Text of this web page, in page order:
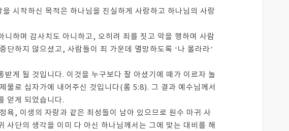
시작하신 목적은 하나님을 진실하게 사랑하고 하나님의 사랑
하며 감사치도 아니하고, 오히려 죄를 짓고 악을 행하며 사람
하지 않으셨고, 사람들이 죄 가운데 멸망하도록 ‘나 몰라라’
게 될 것입니다. 이것을 누구보다 잘 아셨기에 때가 이르자 놀
물로 십자가에 내어주신 것입니다(롬 5:8). 그 결과 예수님께서
얻게 되었습니다.
욕, 이생의 자랑과 같은 죄성들이 남아 있으므로 원수 마귀 사
단의 생각을 이미 다 아신 하나님께서는 그에 맞는 대비를 해